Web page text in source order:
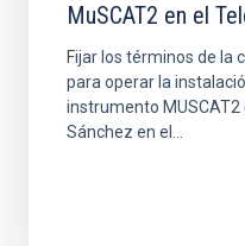
MuSCAT2 en el
Fijar los términos de la
para operar la
instrumento MUSCAT2
Sánchez en el...